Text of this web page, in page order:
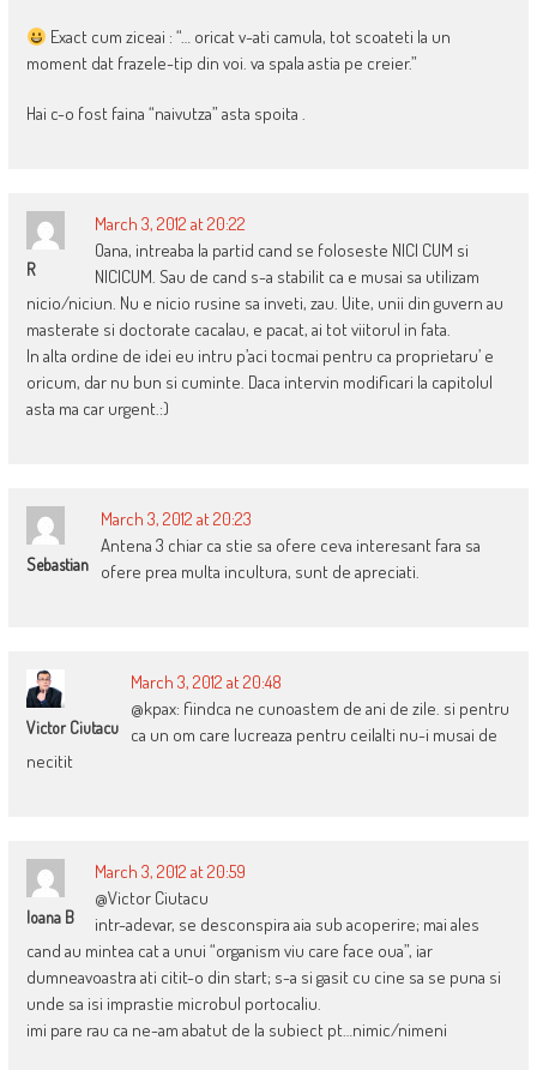
Exact cum ziceai : “… oricat v-ati camula, tot scoateti la un
moment dat frazele-tip din voi. va spala astia pe creier.”
Hai c-o fost faina “naivutza” asta spoita .
R
March 3, 2012 at 20:22
Oana, intreaba la partid cand se foloseste NICI CUM si
NICICUM. Sau de cand s-a stabilit ca e musai sa utilizam
nicio/niciun. Nu e nicio rusine sa inveti, zau. Uite, unii din guvern au
masterate si doctorate cacalau, e pacat, ai tot viitorul in fata.
In alta ordine de idei eu intru p’aci tocmai pentru ca proprietaru’ e
oricum, dar nu bun si cuminte. Daca intervin modificari la capitolul
asta ma car urgent.:)
Sebastian
March 3, 2012 at 20:23
Antena 3 chiar ca stie sa ofere ceva interesant fara sa
ofere prea multa incultura, sunt de apreciati.
Victor Ciutacu
March 3, 2012 at 20:48
@kpax: fiindca ne cunoastem de ani de zile. si pentru
ca un om care lucreaza pentru ceilalti nu-i musai de
necitit
Ioana B
March 3, 2012 at 20:59
@Victor Ciutacu
intr-adevar, se desconspira aia sub acoperire; mai ales
cand au mintea cat a unui “organism viu care face oua”, iar
dumneavoastra ati citit-o din start; s-a si gasit cu cine sa se puna si
unde sa isi imprastie microbul portocaliu.
imi pare rau ca ne-am abatut de la subiect pt…nimic/nimeni